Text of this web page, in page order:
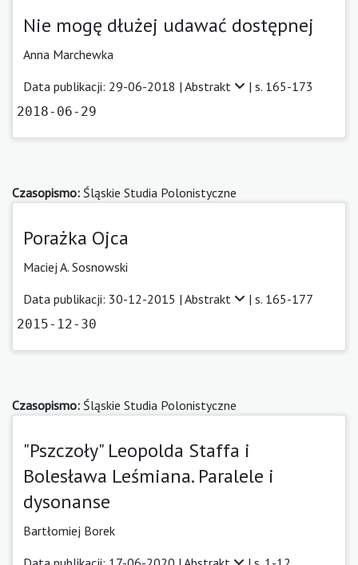
Nie mogę dłużej udawać dostępnej
Anna Marchewka
Data publikacji: 29-06-2018 | Abstrakt | s. 165-173
2018-06-29
Czasopismo: Śląskie Studia Polonistyczne
Porażka Ojca
Maciej A. Sosnowski
Data publikacji: 30-12-2015 | Abstrakt | s. 165-177
2015-12-30
Czasopismo: Śląskie Studia Polonistyczne
"Pszczoły" Leopolda Staffa i
Bolesława Leśmiana. Paralele i
dysonanse
Bartłomiej Borek